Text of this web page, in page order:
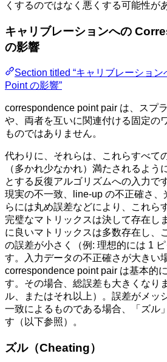
くするのではなく悪くする可能性が
キャリブレーションへの
の影響
Section titled “キャリブレーショ
Point の影響”
correspondence point pair は、スプ
や、両者を互いに関連付ける固定の
ものではありません。
代わりに、それらは、これらすべて
（多かれ少なかれ）満たされるよう
とする反復アルゴリズムへの入力で
現実の不一致、line-up の不正確さ、
らには丸め誤差などにより、これら
完璧なマトリックスは決して存在し
に良いマトリックスは多数存在し、
の誤差が小さく（例: 理想的には 1
す。入力データの不正確さが大きい
correspondence point pair は基本的
す。その場合、総誤差も大きくなり
ル、またはそれ以上）。誤差がメッ
一致によるものである場合、「ズル
す（以下参照）。
ズル（Cheating）